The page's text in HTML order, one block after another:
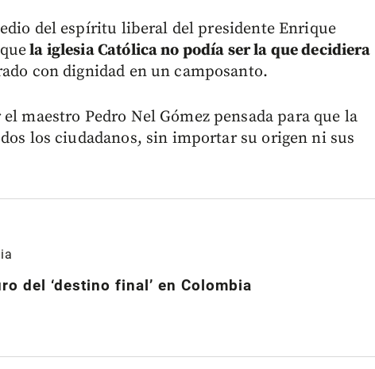
del espíritu liberal del presidente Enrique
la iglesia Católica no podía ser la que decidiera
con dignidad en un camposanto.
maestro Pedro Nel Gómez pensada para que la
los ciudadanos, sin importar su origen ni sus
del ‘destino final’ en Colombia